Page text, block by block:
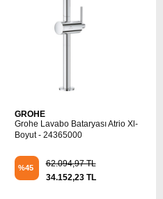
GROHE
Grohe Lavabo Bataryası Atrio Xl-
Boyut - 24365000
%45
62.094,97 TL
34.152,23 TL